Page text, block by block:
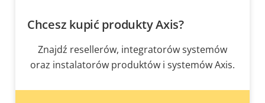
Chcesz kupić produkty Axis?
Znajdź resellerów, integratorów systemów
oraz instalatorów produktów i systemów Axis.